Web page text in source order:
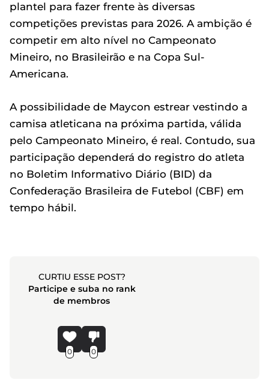
plantel para fazer frente às diversas
competições previstas para 2026. A ambição é
competir em alto nível no Campeonato
Mineiro, no Brasileirão e na Copa Sul-
Americana.
A possibilidade de Maycon estrear vestindo a
camisa atleticana na próxima partida, válida
pelo Campeonato Mineiro, é real. Contudo, sua
participação dependerá do registro do atleta
no Boletim Informativo Diário (BID) da
Confederação Brasileira de Futebol (CBF) em
tempo hábil.
CURTIU ESSE POST?
Participe e suba no rank
de membros
0 0